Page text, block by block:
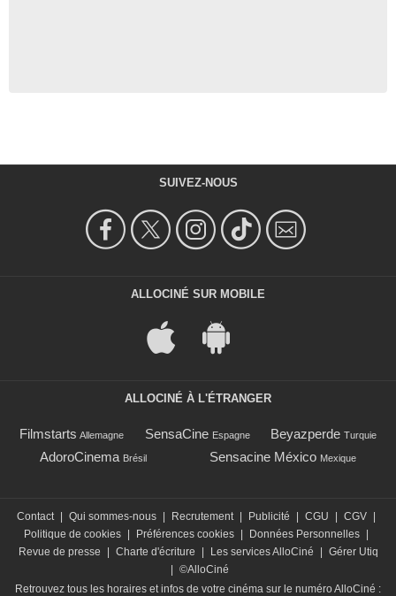
SUIVEZ-NOUS
ALLOCINÉ SUR MOBILE
ALLOCINÉ À L'ÉTRANGER
Filmstarts Allemagne SensaCine Espagne Beyazperde Turquie
AdoroCinema Brésil Sensacine México Mexique
Contact Qui sommes-nous Recrutement Publicité CGU CGV
Politique de cookies
Préférences cookies Données Personnelles
Revue de presse
Charte d'écriture Les services AlloCiné
Gérer Utiq
©AlloCiné
Retrouvez tous les horaires et infos de votre cinéma sur le numéro AlloCiné :